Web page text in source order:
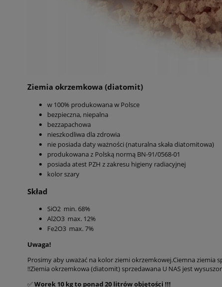
Ziemia okrzemkowa (diatomit)
w 100% produkowana w Polsce
bezpieczna, niepalna
bezzapachowa
nieszkodliwa dla zdrowia
nie posiada daty ważności (naturalna skała diatomitowa)
produkowana z Polską normą BN-91/0568-01
posiada atest PZH z zakresu higieny radiacyjnej
kolor szary
Skład
SiO2 min. 68%
Al2O3 max. 12%
Fe2O3 max. 7%
Uwaga!
Prosimy aby uważać na kolor ziemi okrzemkowej.Ciemna ziemia
!!Ziemia okrzemkowa (diatomit) sprzedawana U NAS jest
✅Worek 10 kg to ponad 20 litrów objętości !!!